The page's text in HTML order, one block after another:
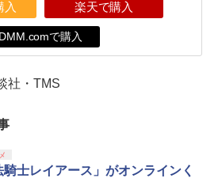
入 楽天で購入
DMM.comで購入
社・TMS
騎士レイアース」がオンラインく